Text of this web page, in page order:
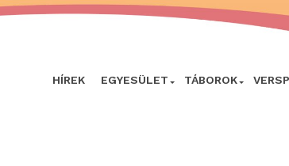
HÍREK EGYESÜLET TÁBOROK